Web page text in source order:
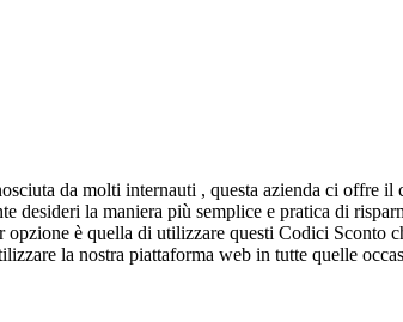
da molti internauti , questa azienda ci offre
desideri la maniera più semplice e pratica di
è quella di utilizzare questi Codici Sconto
la nostra piattaforma web in tutte quelle